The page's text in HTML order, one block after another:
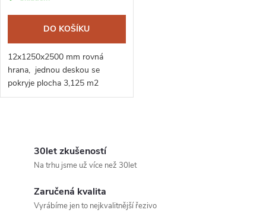
DO KOŠÍKU
12x1250x2500 mm rovná
hrana, jednou deskou se
pokryje plocha 3,125 m2
30let zkušeností
Na trhu jsme už více než 30let
Zaručená kvalita
Vyrábíme jen to nejkvalitnější řezivo